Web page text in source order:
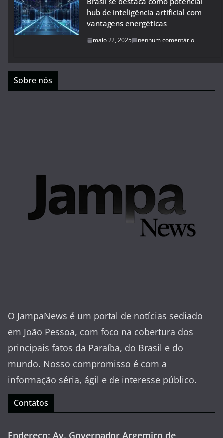
hub de inteligência artificial com
vantagens energéticas
maio 22, 2025 nenhum comentário
Sobre nós
O JampaNews é um portal de notícias sediado
em João Pessoa, com foco na cobertura dos
principais fatos da Paraíba, do Brasil e do
mundo. Nosso compromisso é com a
informação séria, ágil e de interesse público.
Contatos
Endereço: Av. Governador Argemiro de